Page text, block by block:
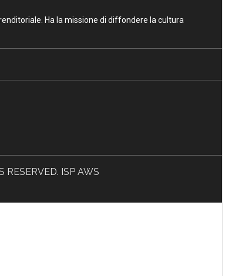
Ha la missione di diffondere la cultura
ISP AWS